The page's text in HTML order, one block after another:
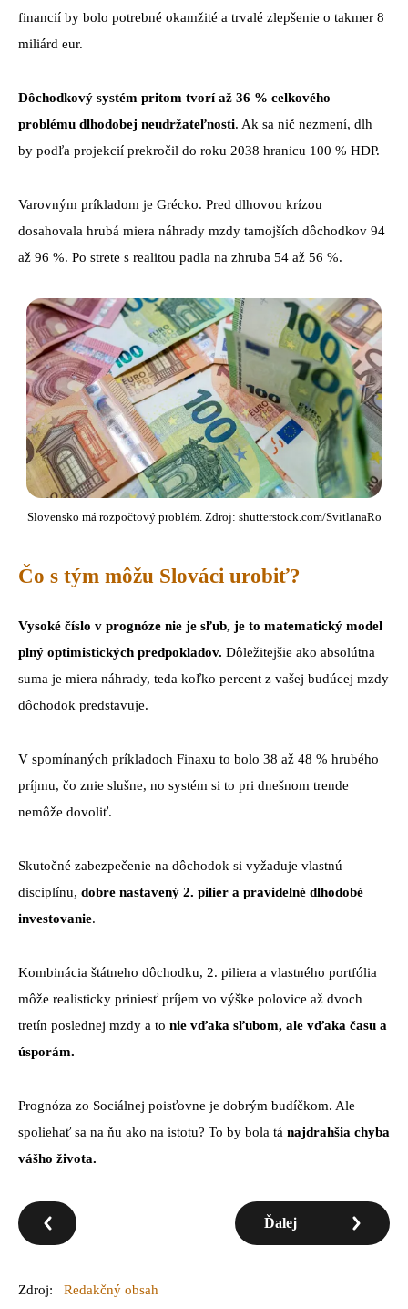
financií by bolo potrebné okamžité a trvalé zlepšenie o takmer 8
miliárd eur.
Dôchodkový systém pritom tvorí až 36 % celkového
problému dlhodobej neudržateľnosti. Ak sa nič nezmení, dlh
by podľa projekcií prekročil do roku 2038 hranicu 100 % HDP.
Varovným príkladom je Grécko. Pred dlhovou krízou
dosahovala hrubá miera náhrady mzdy tamojších dôchodkov 94
až 96 %. Po strete s realitou padla na zhruba 54 až 56 %.
Slovensko má rozpočtový problém. Zdroj: shutterstock.com/SvitlanaRo
Čo s tým môžu Slováci urobiť?
Vysoké číslo v prognóze nie je sľub, je to matematický model
plný optimistických predpokladov. Dôležitejšie ako absolútna
suma je miera náhrady, teda koľko percent z vašej budúcej mzdy
dôchodok predstavuje.
V spomínaných príkladoch Finaxu to bolo 38 až 48 % hrubého
príjmu, čo znie slušne, no systém si to pri dnešnom trende
nemôže dovoliť.
Skutočné zabezpečenie na dôchodok si vyžaduje vlastnú
disciplínu, dobre nastavený 2. pilier a pravidelné dlhodobé
investovanie.
Kombinácia štátneho dôchodku, 2. piliera a vlastného portfólia
môže realisticky priniesť príjem vo výške polovice až dvoch
tretín poslednej mzdy a to nie vďaka sľubom, ale vďaka času a
úsporám.
Prognóza zo Sociálnej poisťovne je dobrým budíčkom. Ale
spoliehať sa na ňu ako na istotu? To by bola tá najdrahšia chyba
vášho života.
Ďalej
Zdroj: Redakčný obsah